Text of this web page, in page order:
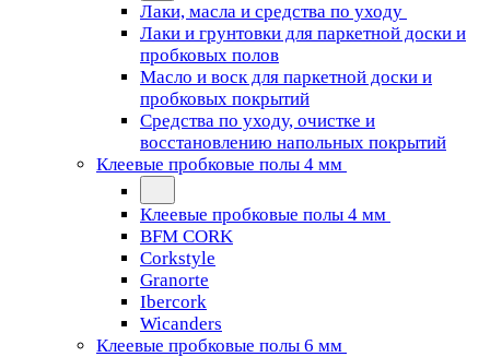
Лаки, масла и средства по уходу
Лаки и грунтовки для паркетной доски и
пробковых полов
Масло и воск для паркетной доски и
пробковых покрытий
Средства по уходу, очистке и
восстановлению напольных покрытий
Клеевые пробковые полы 4 мм
Клеевые пробковые полы 4 мм
BFM CORK
Corkstyle
Granorte
Ibercork
Wicanders
Клеевые пробковые полы 6 мм